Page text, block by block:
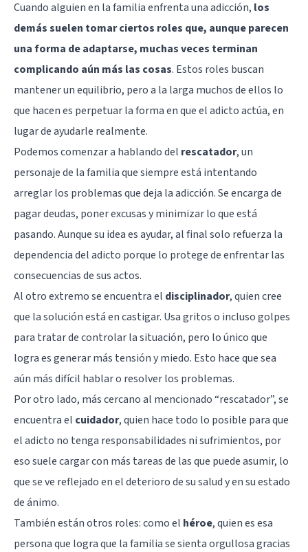
Cuando alguien en la familia enfrenta una adicción, los
demás suelen tomar ciertos roles que, aunque parecen
una forma de adaptarse, muchas veces terminan
complicando aún más las cosas. Estos roles buscan
mantener un equilibrio, pero a la larga muchos de ellos lo
que hacen es perpetuar la forma en que el adicto actúa, en
lugar de ayudarle realmente.
Podemos comenzar a hablando del rescatador, un
personaje de la familia que siempre está intentando
arreglar los problemas que deja la adicción. Se encarga de
pagar deudas, poner excusas y minimizar lo que está
pasando. Aunque su idea es ayudar, al final solo refuerza la
dependencia del adicto porque lo protege de enfrentar las
consecuencias de sus actos.
Al otro extremo se encuentra el disciplinador, quien cree
que la solución está en castigar. Usa gritos o incluso golpes
para tratar de controlar la situación, pero lo único que
logra es generar más tensión y miedo. Esto hace que sea
aún más difícil hablar o resolver los problemas.
Por otro lado, más cercano al mencionado “rescatador”, se
encuentra el cuidador, quien hace todo lo posible para que
el adicto no tenga responsabilidades ni sufrimientos, por
eso suele cargar con más tareas de las que puede asumir, lo
que se ve reflejado en el deterioro de su salud y en su estado
de ánimo.
También están otros roles: como el héroe, quien es esa
persona que logra que la familia se sienta orgullosa gracias